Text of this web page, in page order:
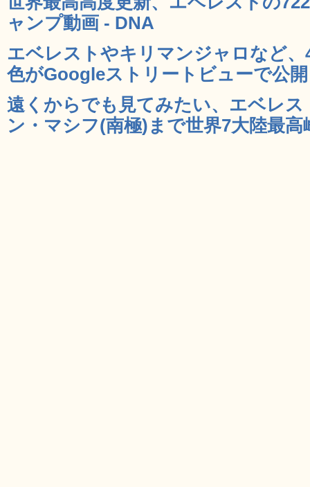
ャンプ動画 - DNA
エベレストやキリマンジャロなど
色がGoogleストリートビューで公
遠くからでも見てみたい、エベレ
ン・マシフ(南極)まで世界7大陸最高